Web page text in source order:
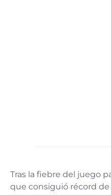
Tras la fiebre del juego
que consiguió récord de